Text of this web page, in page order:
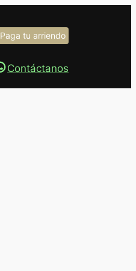
Paga tu arriendo
Contáctanos